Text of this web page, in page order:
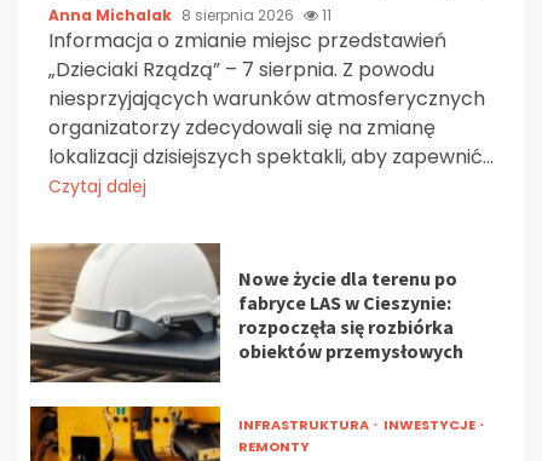
Anna Michalak 8 sierpnia 2026 11
Informacja o zmianie miejsc przedstawień
„Dzieciaki Rządzą” – 7 sierpnia. Z powodu
niesprzyjających warunków atmosferycznych
organizatorzy zdecydowali się na zmianę
lokalizacji dzisiejszych spektakli, aby zapewnić...
Czytaj dalej
Nowe życie dla terenu po
fabryce LAS w Cieszynie:
rozpoczęła się rozbiórka
obiektów przemysłowych
INFRASTRUKTURA
INWESTYCJE
REMONTY